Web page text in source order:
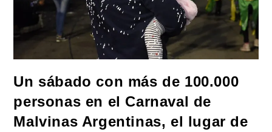
Un sábado con más de 100.000
personas en el Carnaval de
Malvinas Argentinas, el lugar de